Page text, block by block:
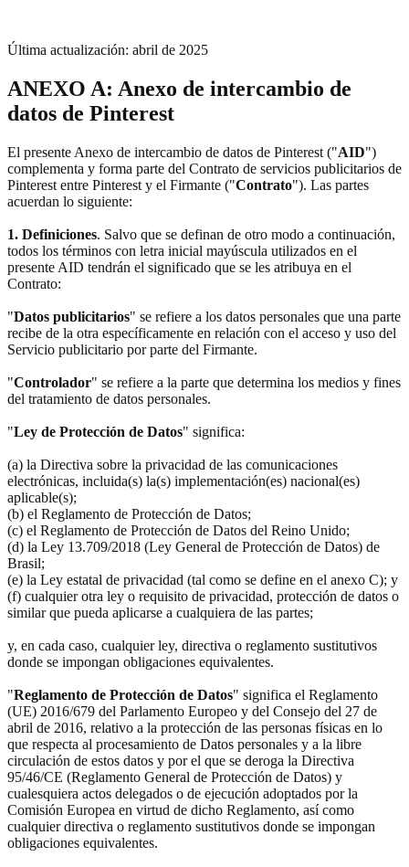
Última actualización: abril de 2025
ANEXO A: Anexo de intercambio de
datos de Pinterest
El presente Anexo de intercambio de datos de Pinterest ("AID")
complementa y forma parte del Contrato de servicios publicitarios de
Pinterest entre Pinterest y el Firmante ("Contrato"). Las partes
acuerdan lo siguiente:
1. Definiciones. Salvo que se definan de otro modo a continuación,
todos los términos con letra inicial mayúscula utilizados en el
presente AID tendrán el significado que se les atribuya en el
Contrato:
"Datos publicitarios" se refiere a los datos personales que una parte
recibe de la otra específicamente en relación con el acceso y uso del
Servicio publicitario por parte del Firmante.
"Controlador" se refiere a la parte que determina los medios y fines
del tratamiento de datos personales.
"Ley de Protección de Datos" significa:
(a) la Directiva sobre la privacidad de las comunicaciones
electrónicas, incluida(s) la(s) implementación(es) nacional(es)
aplicable(s);
(b) el Reglamento de Protección de Datos;
(c) el Reglamento de Protección de Datos del Reino Unido;
(d) la Ley 13.709/2018 (Ley General de Protección de Datos) de
Brasil;
(e) la Ley estatal de privacidad (tal como se define en el anexo C); y
(f) cualquier otra ley o requisito de privacidad, protección de datos o
similar que pueda aplicarse a cualquiera de las partes;
y, en cada caso, cualquier ley, directiva o reglamento sustitutivos
donde se impongan obligaciones equivalentes.
"Reglamento de Protección de Datos" significa el Reglamento
(UE) 2016/679 del Parlamento Europeo y del Consejo del 27 de
abril de 2016, relativo a la protección de las personas físicas en lo
que respecta al procesamiento de Datos personales y a la libre
circulación de estos datos y por el que se deroga la Directiva
95/46/CE (Reglamento General de Protección de Datos) y
cualesquiera actos delegados o de ejecución adoptados por la
Comisión Europea en virtud de dicho Reglamento, así como
cualquier directiva o reglamento sustitutivos donde se impongan
obligaciones equivalentes.